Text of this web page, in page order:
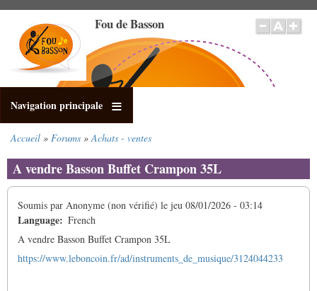
contenu
principal
Fou de Basson
Navigation principale
d'Ariane
Accueil Forums Achats - ventes
A vendre Basson Buffet Crampon 35L
Soumis par Anonyme (non vérifié) le jeu 08/01/2026 - 03:14
Language
French
A vendre Basson Buffet Crampon 35L
https://www.leboncoin.fr/ad/instruments_de_musique/3124044233